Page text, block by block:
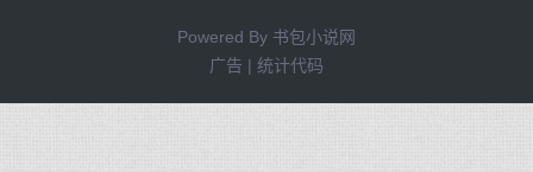
Powered By 书包小说网
广告 | 统计代码